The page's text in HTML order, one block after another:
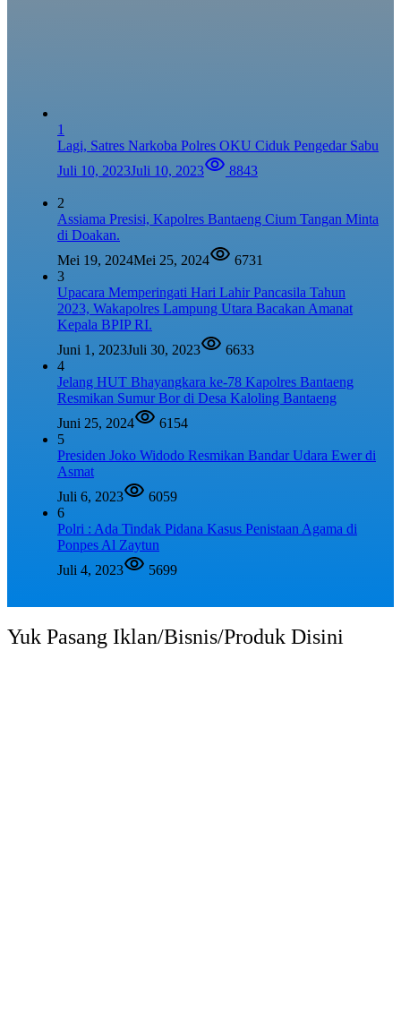
1
Lagi, Satres Narkoba Polres OKU Ciduk Pengedar Sabu
Juli 10, 2023Juli 10, 2023 8843
2
Assiama Presisi, Kapolres Bantaeng Cium Tangan Minta
di Doakan.
Mei 19, 2024Mei 25, 2024
6731
3
Upacara Memperingati Hari Lahir Pancasila Tahun
2023, Wakapolres Lampung Utara Bacakan Amanat
Kepala BPIP RI.
Juni 1, 2023Juli 30, 2023
6633
4
Jelang HUT Bhayangkara ke-78 Kapolres Bantaeng
Resmikan Sumur Bor di Desa Kaloling Bantaeng
Juni 25, 2024
6154
5
Presiden Joko Widodo Resmikan Bandar Udara Ewer di
Asmat
Juli 6, 2023
6059
6
Polri : Ada Tindak Pidana Kasus Penistaan Agama di
Ponpes Al Zaytun
Juli 4, 2023
5699
Yuk Pasang Iklan/Bisnis/Produk Disini